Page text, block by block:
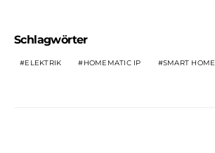
Schlagwörter
ELEKTRIK HOMEMATIC IP SMART HOME